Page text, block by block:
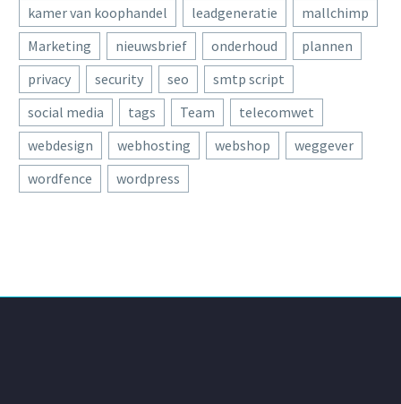
kamer van koophandel
leadgeneratie
mallchimp
Marketing
nieuwsbrief onderhoud
plannen
privacy
security seo
smtp script
social media
tags Team
telecomwet
webdesign
webhosting webshop
weggever
wordfence
wordpress